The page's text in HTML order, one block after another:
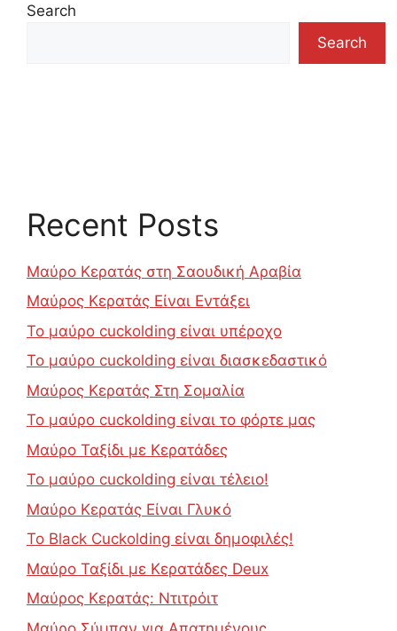
Search
Search
Recent Posts
Μαύρο Κερατάς στη Σαουδική Αραβία
Μαύρος Κερατάς Είναι Εντάξει
Το μαύρο cuckolding είναι υπέροχο
Το μαύρο cuckolding είναι διασκεδαστικό
Μαύρος Κερατάς Στη Σομαλία
Το μαύρο cuckolding είναι το φόρτε μας
Μαύρο Ταξίδι με Κερατάδες
Το μαύρο cuckolding είναι τέλειο!
Μαύρο Κερατάς Είναι Γλυκό
Το Black Cuckolding είναι δημοφιλές!
Μαύρο Ταξίδι με Κερατάδες Deux
Μαύρος Κερατάς: Ντιτρόιτ